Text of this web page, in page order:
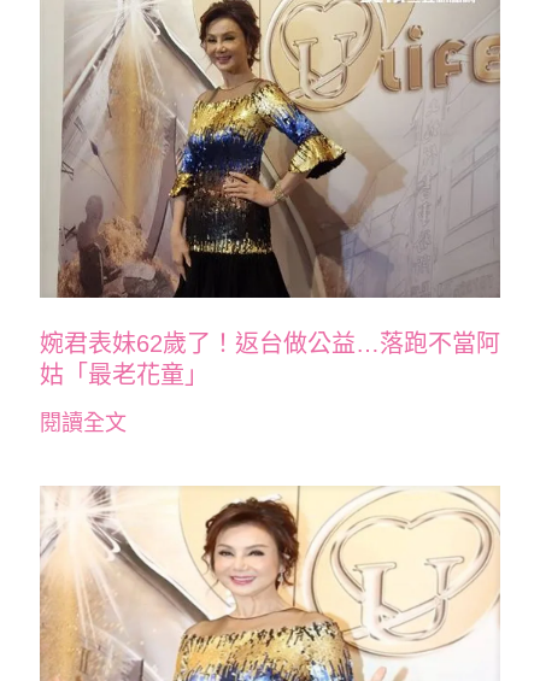
婉君表妹62歲了！返台做公益…落跑不當阿
姑「最老花童」
閱讀全文